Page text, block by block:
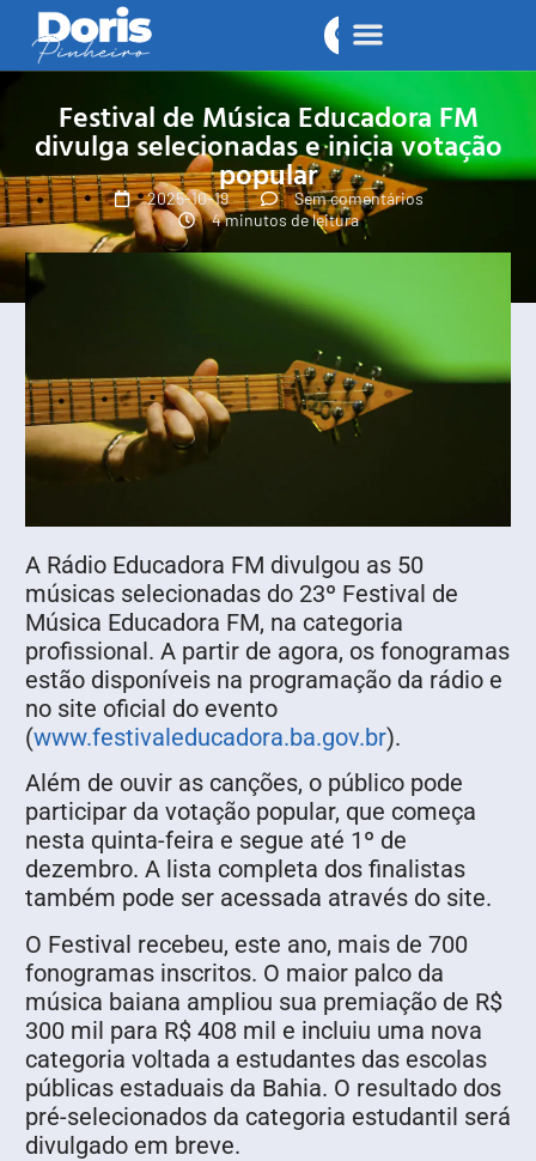
Festival de Música Educadora FM
divulga selecionadas e inicia votação
popular
2025-10-19
Sem comentários
4 minutos de leitura
A Rádio Educadora FM divulgou as 50
músicas selecionadas do 23º Festival de
Música Educadora FM, na categoria
profissional. A partir de agora, os fonogramas
estão disponíveis na programação da rádio e
no site oficial do evento
(www.festivaleducadora.ba.gov.br).
Além de ouvir as canções, o público pode
participar da votação popular, que começa
nesta quinta-feira e segue até 1º de
dezembro. A lista completa dos finalistas
também pode ser acessada através do site.
O Festival recebeu, este ano, mais de 700
fonogramas inscritos. O maior palco da
música baiana ampliou sua premiação de R$
300 mil para R$ 408 mil e incluiu uma nova
categoria voltada a estudantes das escolas
públicas estaduais da Bahia. O resultado dos
pré-selecionados da categoria estudantil será
divulgado em breve.